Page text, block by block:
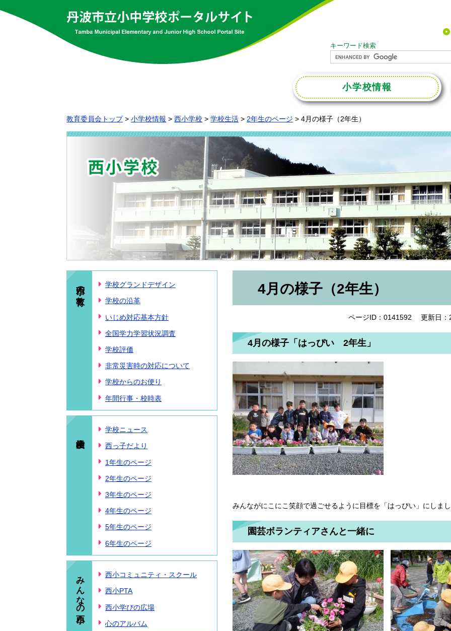
キーワード検索
小学校情報
教育委員会トップ > 小学校情報 > 西小学校 > 学校生活 > 2年生のページ > 4月の様子（2年生）
西小の教育 学校グランドデザイン
学校の沿革
いじめ対応基本方針
全国学力学習状況調査
学校評価
非常災害時の対応について
学校からのお便り
年間行事・校時表
学校ニュース
西っ子だより
1年生のページ
2年生のページ
3年生のページ
4年生のページ
5年生のページ
6年生のページ
みんなの西小 西小コミュニティ・スクール
西小PTA
西小学びの広場
心のアルバム
4月の様子（2年生）
ページID：0141592 更新日
4月の様子「はっぴい 2年生」
みんながにこにこ笑顔で過ごせるように目標を「はっぴい」にしま
園芸ボランティアさんと一緒に